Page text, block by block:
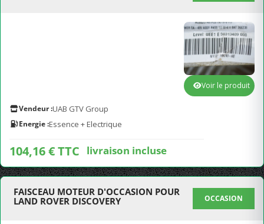
Vendeur :UAB GTV Group
Energie :Essence + Electrique
104,16 € TTC livraison incluse
Voir le produit
FAISCEAU MOTEUR D'OCCASION POUR
LAND ROVER DISCOVERY
OCCASION